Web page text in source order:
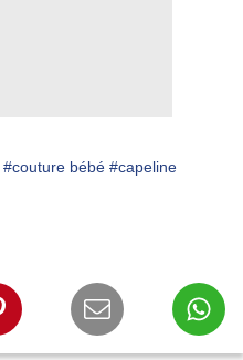
#couture bébé #capeline